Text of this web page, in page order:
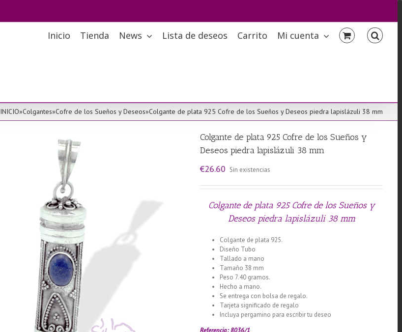
Inicio Tienda News Lista de deseos Carrito Mi cuenta
INICIO»Colgantes»Cofre de los Sueños y Deseos»Colgante de plata 925 Cofre de los Sueños y Deseos piedra lapislázuli 38 mm
Colgante de plata 925 Cofre de los Sueños y
Deseos piedra lapislázuli 38 mm
€26.60 Sin existencias
Colgante de plata 925 Cofre de los Sueños y
Deseos piedra lapislázuli 38 mm
Colgante de plata 925.
Diseño Tubo
Tallado a mano
Tamaño 38 mm
Peso 7.40 gramos.
Hecho a mano.
Se entrega con bolsa de regalo.
Tarjeta significado de regalo
Incluya pergamino para escribir tu deseo
Referencia: 8036/1